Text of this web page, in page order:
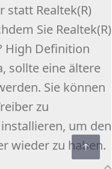
statt Realtek(R)
Sie Realtek(R)
High Definition
sollte eine ältere
Sie können
zu
um den
wieder zu haben.